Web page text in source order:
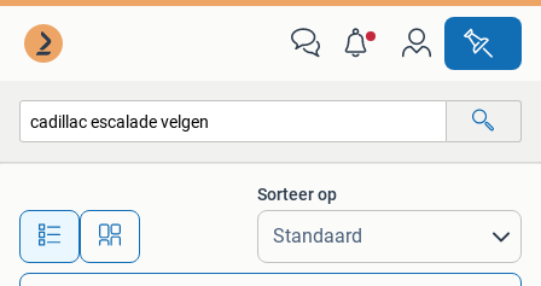
Alle afstanden…
Sorteer op